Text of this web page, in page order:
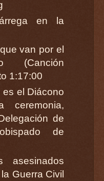
en la
van por el
(Canción
1:17:00
es el Diácono
ceremonia,
de
de
asesinados
Guerra Civil